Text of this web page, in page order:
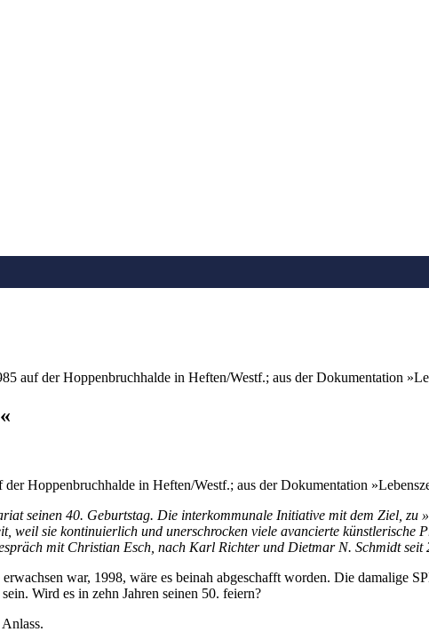
auf der Hoppenbruchhalde in Heften/Westf.; aus der Dokumentation
der Hoppenbruchhalde in Heften/Westf.; aus der Dokumentation
seinen 40. Geburtstag. Die interkommunale Initiative mit dem Ziel,
weil sie kontinuierlich und unerschrocken viele avancierte
mit Christian Esch, nach Karl Richter und Dietmar N. Schmidt seit
war, 1998, wäre es beinah abgeschafft worden. Die damalige
Wird es in zehn Jahren seinen 50. feiern?